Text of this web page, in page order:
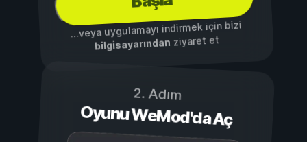
...veya uygulamayı indirmek için bizi
bilgisayarından ziyaret et
2. Adım
Oyunu WeMod'da Aç